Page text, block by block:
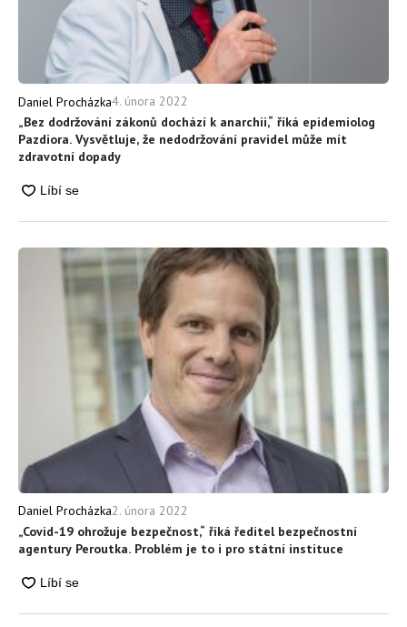
Daniel Procházka4. února 2022
„Bez dodržování zákonů dochází k anarchii,“ říká epidemiolog
Pazdiora. Vysvětluje, že nedodržování pravidel může mít
zdravotní dopady
Daniel Procházka2. února 2022
„Covid-19 ohrožuje bezpečnost,“ říká ředitel bezpečnostní
agentury Peroutka. Problém je to i pro státní instituce